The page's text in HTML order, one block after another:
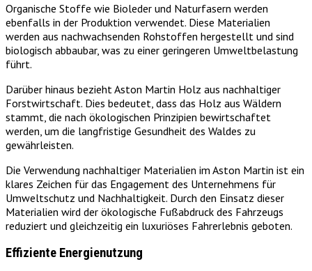
Organische Stoffe wie Bioleder und Naturfasern werden
ebenfalls in der Produktion verwendet. Diese Materialien
werden aus nachwachsenden Rohstoffen hergestellt und sind
biologisch abbaubar, was zu einer geringeren Umweltbelastung
führt.
Darüber hinaus bezieht Aston Martin Holz aus nachhaltiger
Forstwirtschaft. Dies bedeutet, dass das Holz aus Wäldern
stammt, die nach ökologischen Prinzipien bewirtschaftet
werden, um die langfristige Gesundheit des Waldes zu
gewährleisten.
Die Verwendung nachhaltiger Materialien im Aston Martin ist ein
klares Zeichen für das Engagement des Unternehmens für
Umweltschutz und Nachhaltigkeit. Durch den Einsatz dieser
Materialien wird der ökologische Fußabdruck des Fahrzeugs
reduziert und gleichzeitig ein luxuriöses Fahrerlebnis geboten.
Effiziente Energienutzung